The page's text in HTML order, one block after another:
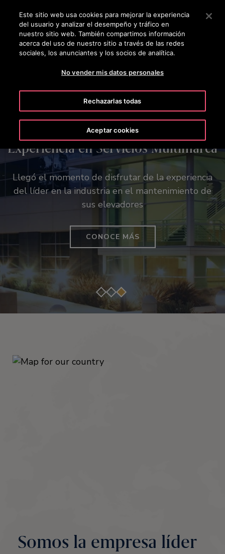
Pulse Intro para saltar al contenido principal
BUSCAR
Convierta su visión en realidad
Nuestra herramienta Otis Create integra varias
funcionalidades en un solo lugar. Tenga acceso a
planos, especificaciones técnicas y opciones
estéticas con unos pocos clics.
Tu visión, nuestra pasión.
Reinventamos la forma de moverte.
CONTACTO
Experiencia en Servicios Multimarca
Llegó el momento de disfrutar de la experiencia
del líder en la industria en el mantenimiento de
sus elevadores
CONOCE MÁS
Somos la empresa líder
Este sitio web usa cookies para mejorar la experiencia
del usuario y analizar el desempeño y tráfico en
nuestro sitio web. También compartimos información
acerca del uso de nuestro sitio a través de las redes
sociales, los anunciantes y los socios de analítica.
No vender mis datos personales
Rechazarlas todas
Aceptar cookies